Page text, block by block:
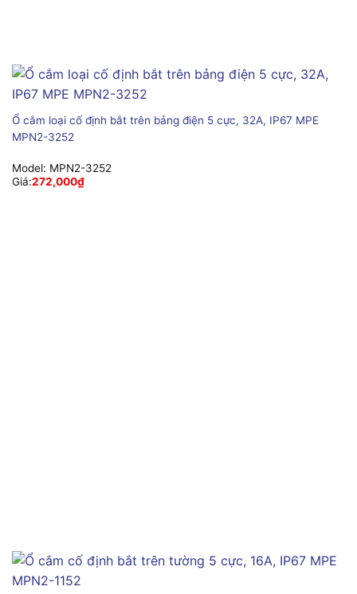
Ổ cắm loại cố định bắt trên bảng điện 5 cực, 32A, IP67 MPE
MPN2-3252
Model: MPN2-3252
Giá:272,000₫